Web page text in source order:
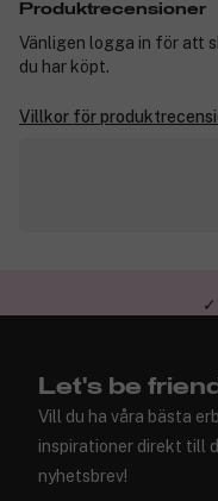
Produktrecensioner
Vänligen logga in för att
du har köpt.
Villkor för
Let's be
Vill du ha våra bästa
inspirationer direkt till
nyhetsbrev!